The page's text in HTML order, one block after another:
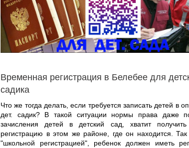
Временная регистрация в Белебее для
садика
Что же тогда делать, если требуется записать детей в
дет. садик? В такой ситуации нормы права даже
зачисления детей в детский сад, хватит
регистрацию в этом же районе, где он находится.
"школьной регистрацией", ребенок должен иметь